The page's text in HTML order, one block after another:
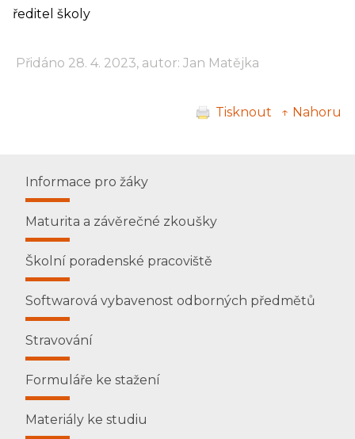
ředitel školy
Přidáno 28. 4. 2023, autor: Jan Matějka
Tisknout ↑ Nahoru
Informace pro žáky
Maturita a závěrečné zkoušky
Školní poradenské pracoviště
Softwarová vybavenost odborných předmětů
Stravování
Formuláře ke stažení
Materiály ke studiu